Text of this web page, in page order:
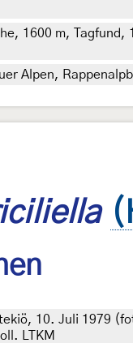
1600 m,
Alpen,
10. Juli 1979
LTKM